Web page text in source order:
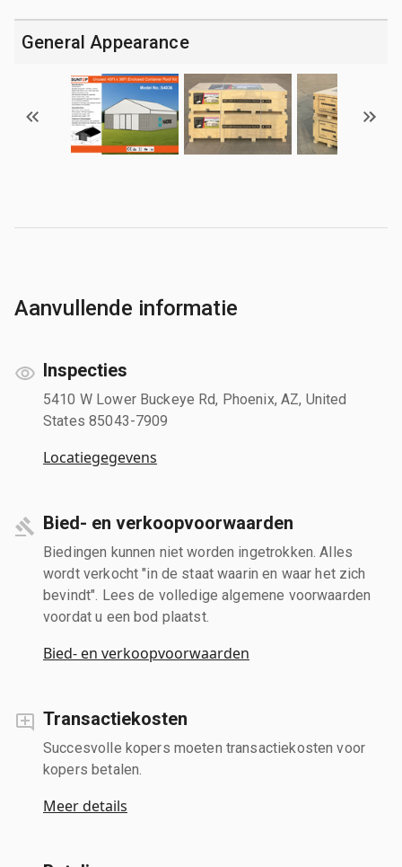
General Appearance
Aanvullende informatie
Inspecties
5410 W Lower Buckeye Rd, Phoenix, AZ, United
States 85043-7909
Locatiegegevens
Bied- en verkoopvoorwaarden
Biedingen kunnen niet worden ingetrokken. Alles
wordt verkocht "in de staat waarin en waar het zich
bevindt". Lees de volledige algemene voorwaarden
voordat u een bod plaatst.
Bied- en verkoopvoorwaarden
Transactiekosten
Succesvolle kopers moeten transactiekosten voor
kopers betalen.
Meer details